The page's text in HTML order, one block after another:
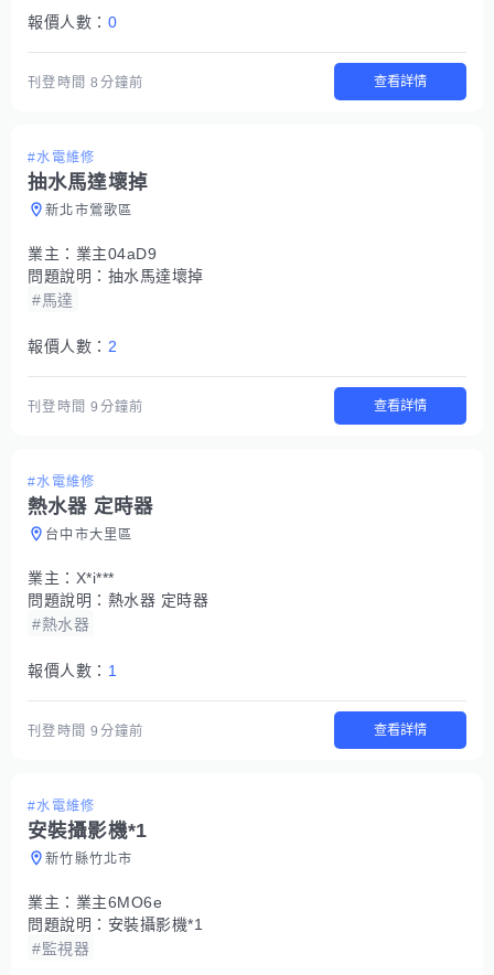
報價人數： 0
刊登時間8分鐘前 查看詳情
#水電維修
抽水馬達壞掉
新北市鶯歌區
業主： 業主04aD9
問題說明： 抽水馬達壞掉
#馬達
報價人數： 2
刊登時間9分鐘前 查看詳情
#水電維修
熱水器 定時器
台中市大里區
業主： X*i***
問題說明： 熱水器 定時器
#熱水器
報價人數： 1
刊登時間9分鐘前 查看詳情
#水電維修
安裝攝影機*1
新竹縣竹北市
業主： 業主6MO6e
問題說明： 安裝攝影機*1
#監視器